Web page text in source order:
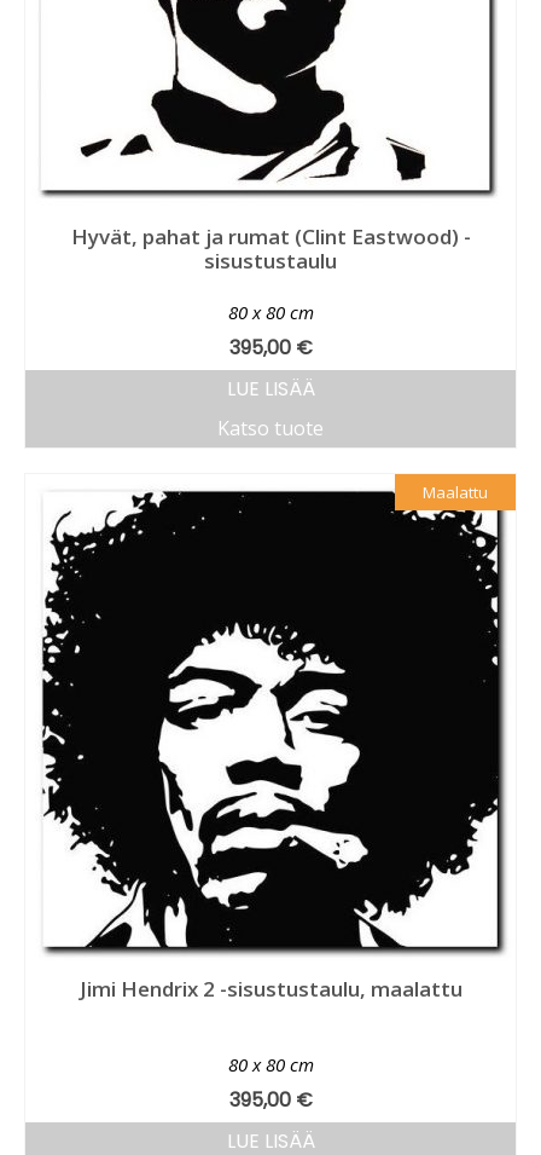
Hyvät, pahat ja rumat (Clint Eastwood) -
sisustustaulu
80 x 80 cm
395,00 €
LUE LISÄÄ
Katso tuote
Maalattu
Jimi Hendrix 2 -sisustustaulu, maalattu
80 x 80 cm
395,00 €
LUE LISÄÄ